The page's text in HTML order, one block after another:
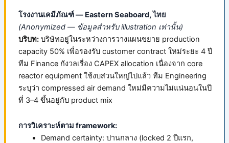
โรงงานเคมีภัณฑ์ — Eastern Seaboard, ไทย
(Anonymized — ข้อมูลสำหรับ illustration เท่านั้น)
บริบท:บริษัทอยู่ในระหว่างการวางแผนขยาย production
capacity 50% เพื่อรองรับ customer contract ใหม่ระยะ 4 ปี
ทีม Finance กังวลเรื่อง CAPEX allocation เนื่องจาก core
reactor equipment ใช้งบส่วนใหญ่ไปแล้ว ทีม Engineering
ระบุว่า compressed air demand ใหม่มีความไม่แน่นอนในปี
ที่ 3–4 ขึ้นอยู่กับ product mix
การวิเคราะห์ตาม framework:
Demand certainty: ปานกลาง (locked 2 ปีแรก,